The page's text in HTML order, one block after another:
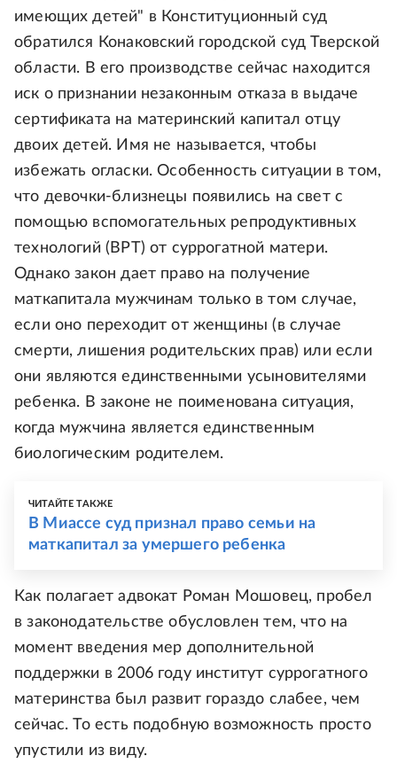
имеющих детей" в Конституционный суд
обратился Конаковский городской суд Тверской
области. В его производстве сейчас находится
иск о признании незаконным отказа в выдаче
сертификата на материнский капитал отцу
двоих детей. Имя не называется, чтобы
избежать огласки. Особенность ситуации в том,
что девочки-близнецы появились на свет с
помощью вспомогательных репродуктивных
технологий (ВРТ) от суррогатной матери.
Однако закон дает право на получение
маткапитала мужчинам только в том случае,
если оно переходит от женщины (в случае
смерти, лишения родительских прав) или если
они являются единственными усыновителями
ребенка. В законе не поименована ситуация,
когда мужчина является единственным
биологическим родителем.
ЧИТАЙТЕ ТАКЖЕ
В Миассе суд признал право семьи на
маткапитал за умершего ребенка
Как полагает адвокат Роман Мошовец, пробел
в законодательстве обусловлен тем, что на
момент введения мер дополнительной
поддержки в 2006 году институт суррогатного
материнства был развит гораздо слабее, чем
сейчас. То есть подобную возможность просто
упустили из виду.